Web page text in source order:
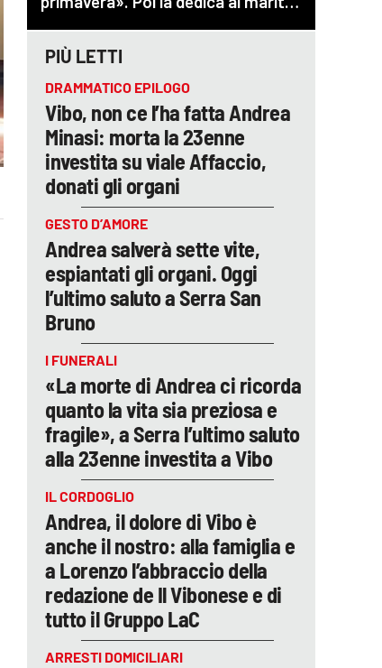
PIÙ LETTI
DRAMMATICO EPILOGO
Vibo, non ce l’ha fatta Andrea
Minasi: morta la 23enne
investita su viale Affaccio,
donati gli organi
GESTO D’AMORE
Andrea salverà sette vite,
espiantati gli organi. Oggi
l’ultimo saluto a Serra San
Bruno
I FUNERALI
«La morte di Andrea ci ricorda
quanto la vita sia preziosa e
fragile», a Serra l’ultimo saluto
alla 23enne investita a Vibo
IL CORDOGLIO
Andrea, il dolore di Vibo è
anche il nostro: alla famiglia e
a Lorenzo l’abbraccio della
redazione de Il Vibonese e di
tutto il Gruppo LaC
ARRESTI DOMICILIARI